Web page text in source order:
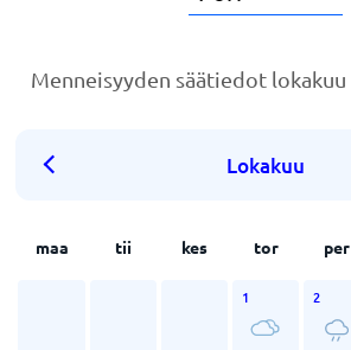
Menneisyyden säätiedot lokakuu
Lokakuu
maa tii kes tor per
1 2